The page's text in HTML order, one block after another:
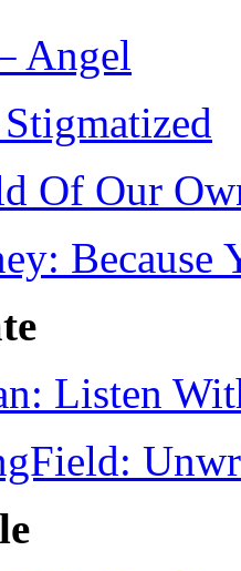
Angel
Of Our
Because
Listen